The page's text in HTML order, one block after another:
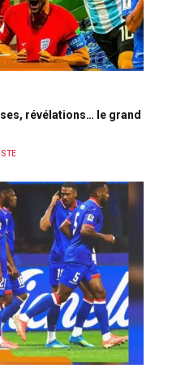
révélations… le grand